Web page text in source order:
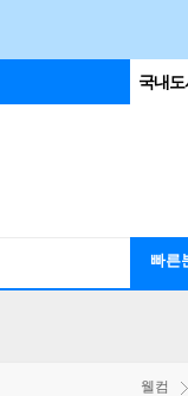
국내도
빠른
웰컴